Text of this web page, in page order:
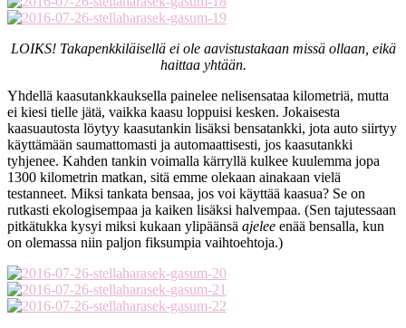
LOIKS! Takapenkkiläisellä ei ole aavistustakaan missä ollaan, eikä
haittaa yhtään.
Yhdellä kaasutankkauksella painelee nelisensataa kilometriä, mutta
ei kiesi tielle jätä, vaikka kaasu loppuisi kesken. Jokaisesta
kaasuautosta löytyy kaasutankin lisäksi bensatankki, jota auto siirtyy
käyttämään saumattomasti ja automaattisesti, jos kaasutankki
tyhjenee. Kahden tankin voimalla kärryllä kulkee kuulemma jopa
1300 kilometrin matkan, sitä emme olekaan ainakaan vielä
testanneet. Miksi tankata bensaa, jos voi käyttää kaasua? Se on
rutkasti ekologisempaa ja kaiken lisäksi halvempaa. (Sen tajutessaan
pitkätukka kysyi miksi kukaan ylipäänsä ajelee enää bensalla, kun
on olemassa niin paljon fiksumpia vaihtoehtoja.)